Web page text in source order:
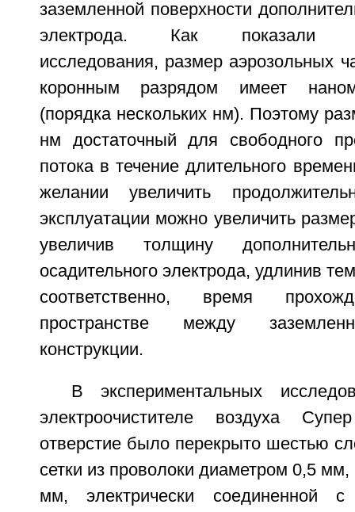
заземленной поверхности
электрода. Как показали
исследования, размер аэрозольных
коронным разрядом имеет
(порядка нескольких нм). Поэтому
нм достаточный для свободного
потока в течение длительного
желании увеличить
эксплуатации можно увеличить
увеличив толщину
осадительного электрода, удлинив
соответственно, время
пространстве между
конструкции.
В экспериментальных
электроочистителе воздуха
отверстие было перекрыто шестью
сетки из проволоки диаметром 0,5
мм, электрически соединенной